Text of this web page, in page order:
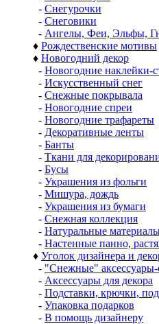
- Снегурочки
- Снеговики
- Ангелы, Феи, Эльфы,
♦ Рождественские мотивы
♦ Новогодний декор
- Новогодние наклейки-
- Искусственный снег
- Снежные покрывала
- Новогодние спреи
- Новогодние трафареты
- Декоративные ленты
- Банты
- Ткани для
- Бусы
- Украшения из фольги
- Мишура, дождь
- Украшения из бумаги
- Снежная коллекция
- Натуральные
- Настенные панно,
♦ Уголок дизайнера и
- "Снежные" аксессуары-
- Аксессуары для декора
- Подставки, крючки,
- Упаковка подарков
- В помощь дизайнеру